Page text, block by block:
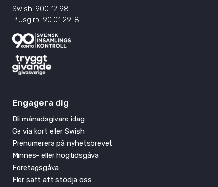
Swish: 900 12 98
Plusgiro: 90 01 29-8
Engagera dig
Bli månadsgivare idag
Ge via kort eller Swish
Prenumerera på nyhetsbrevet
Minnes- eller högtidsgåva
Företagsgåva
Fler sätt att stödja oss